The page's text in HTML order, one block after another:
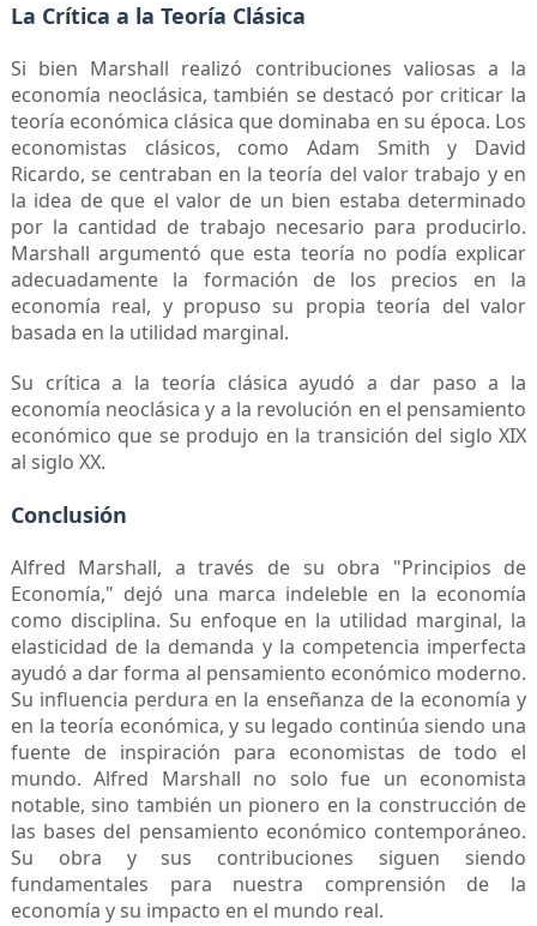
La Crítica a la Teoría Clásica
Si bien Marshall realizó contribuciones valiosas a la
economía neoclásica, también se destacó por criticar la
teoría económica clásica que dominaba en su época. Los
economistas clásicos, como Adam Smith y David
Ricardo, se centraban en la teoría del valor trabajo y en
la idea de que el valor de un bien estaba determinado
por la cantidad de trabajo necesario para producirlo.
Marshall argumentó que esta teoría no podía explicar
adecuadamente la formación de los precios en la
economía real, y propuso su propia teoría del valor
basada en la utilidad marginal.
Su crítica a la teoría clásica ayudó a dar paso a la
economía neoclásica y a la revolución en el pensamiento
económico que se produjo en la transición del siglo XIX
al siglo XX.
Conclusión
Alfred Marshall, a través de su obra "Principios de
Economía," dejó una marca indeleble en la economía
como disciplina. Su enfoque en la utilidad marginal, la
elasticidad de la demanda y la competencia imperfecta
ayudó a dar forma al pensamiento económico moderno.
Su influencia perdura en la enseñanza de la economía y
en la teoría económica, y su legado continúa siendo una
fuente de inspiración para economistas de todo el
mundo. Alfred Marshall no solo fue un economista
notable, sino también un pionero en la construcción de
las bases del pensamiento económico contemporáneo.
Su obra y sus contribuciones siguen siendo
fundamentales para nuestra comprensión de la
economía y su impacto en el mundo real.